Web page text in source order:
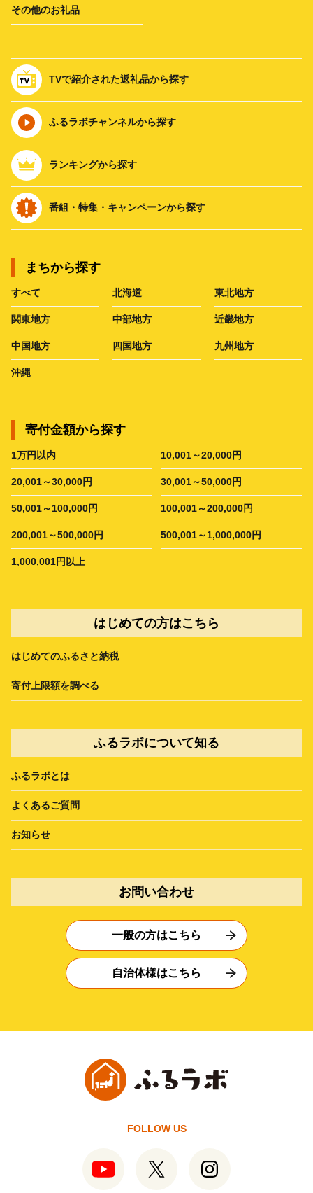
その他のお礼品
TVで紹介された返礼品から探す
ふるラボチャンネルから探す
ランキングから探す
番組・特集・キャンペーンから探す
まちから探す
すべて 北海道 東北地方
関東地方 中部地方 近畿地方
中国地方 四国地方 九州地方
沖縄
寄付金額から探す
1万円以内 10,001～20,000円
20,001～30,000円 30,001～50,000円
50,001～100,000円 100,001～200,000円
200,001～500,000円 500,001～1,000,000円
1,000,001円以上
はじめての方はこちら
はじめてのふるさと納税
寄付上限額を調べる
ふるラボについて知る
ふるラボとは
よくあるご質問
お知らせ
お問い合わせ
一般の方はこちら
自治体様はこちら
FOLLOW US